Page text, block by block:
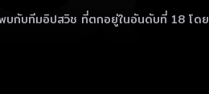
กับทีมอิปสวิช ที่ตกอยู่ในอันดับที่ 18 โด